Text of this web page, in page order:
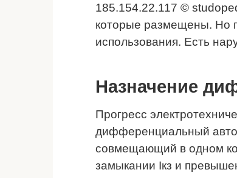
185.154.22.117 ©
которые размещены. Но
использования. Есть
Назначение
Прогресс
дифференциальный
совмещающий в одном
замыкании Iкз и